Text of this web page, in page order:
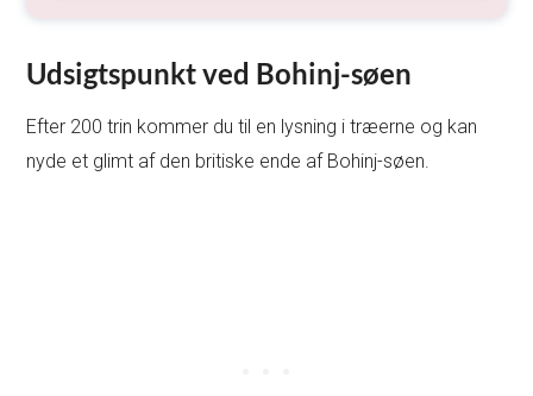
Udsigtspunkt ved Bohinj-søen
Efter 200 trin kommer du til en lysning i træerne og kan
nyde et glimt af den britiske ende af Bohinj-søen.